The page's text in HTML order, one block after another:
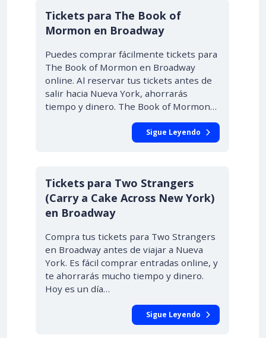
Tickets para The Book of
Mormon en Broadway
Puedes comprar fácilmente tickets para
The Book of Mormon en Broadway
online. Al reservar tus tickets antes de
salir hacia Nueva York, ahorrarás
tiempo y dinero. The Book of Mormon…
Sigue Leyendo
Tickets para Two Strangers
(Carry a Cake Across New York)
en Broadway
Compra tus tickets para Two Strangers
en Broadway antes de viajar a Nueva
York. Es fácil comprar entradas online, y
te ahorrarás mucho tiempo y dinero.
Hoy es un día…
Sigue Leyendo